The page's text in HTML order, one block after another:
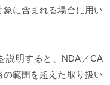
に含まれる場合に用い
説明すると、NDA／CA
範囲を超えた取り扱い